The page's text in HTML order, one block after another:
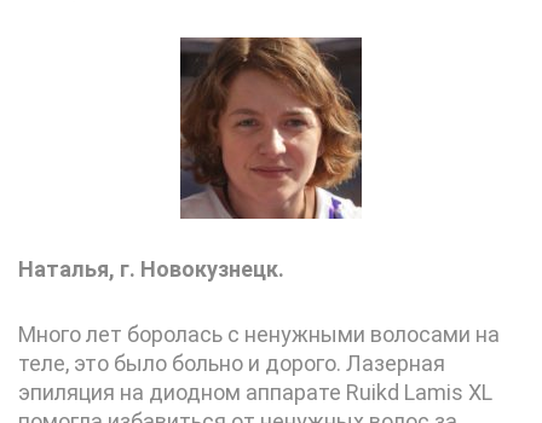
Наталья, г. Новокузнецк.
Много лет боролась с ненужными волосами на
теле, это было больно и дорого. Лазерная
эпиляция на диодном аппарате Ruikd Lamis XL